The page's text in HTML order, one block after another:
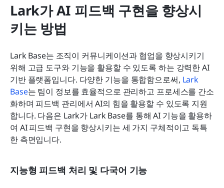
Lark가 AI 피드백 구현을 향상시
키는 방법
Lark Base는 조직이 커뮤니케이션과 협업을 향상시키기
위해 고급 도구와 기능을 활용할 수 있도록 하는 강력한 AI
기반 플랫폼입니다. 다양한 기능을 통합함으로써, Lark
Base는 팀이 정보를 효율적으로 관리하고 프로세스를 간소
화하며 피드백 관리에서 AI의 힘을 활용할 수 있도록 지원
합니다. 다음은 Lark가 Lark Base를 통해 AI 기능을 활용하
여 AI 피드백 구현을 향상시키는 세 가지 구체적이고 독특
한 측면입니다.
지능형 피드백 처리 및 다국어 기능